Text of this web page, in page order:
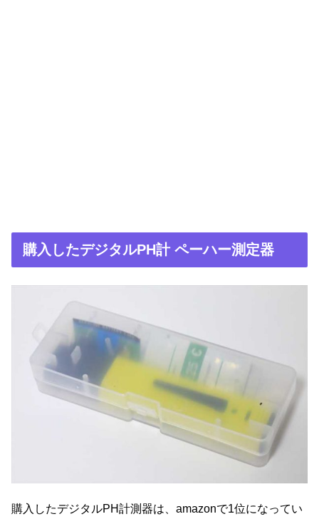
購入したデジタルPH計 ペーハー測定器
購入したデジタルPH計測器は、amazonで1位になってい